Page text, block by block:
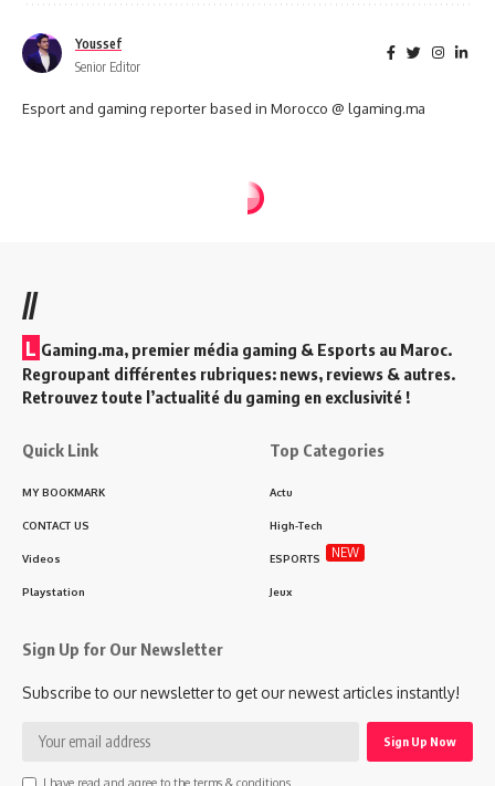
Youssef
Senior Editor
Esport and gaming reporter based in Morocco @ lgaming.ma
//
L Gaming.ma, premier média gaming & Esports au Maroc.
Regroupant différentes rubriques: news, reviews & autres.
Retrouvez toute l’actualité du gaming en exclusivité !
Quick Link
MY BOOKMARK
CONTACT US
Videos
Playstation
Top Categories
Actu
High-Tech
ESPORTS NEW
Jeux
Sign Up for Our Newsletter
Subscribe to our newsletter to get our newest articles instantly!
I have read and agree to the terms & conditions